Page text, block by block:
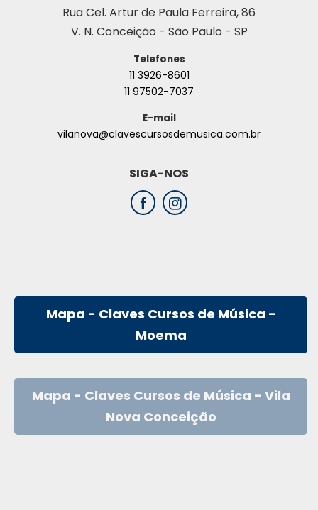
Rua Cel. Artur de Paula Ferreira, 86
V. N. Conceição - São Paulo - SP
Telefones
11 3926-8601
11 97502-7037
E-mail
vilanova@clavescursosdemusica.com.br
SIGA-NOS
Mapa - Claves Cursos de Música -
Moema
Mapa - Claves Cursos de Música - Vila
Nova Conceição